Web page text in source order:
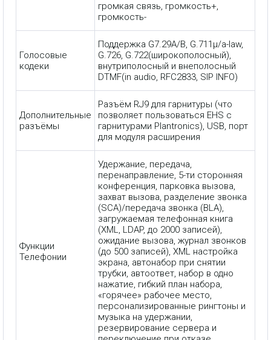
громкая связь, громкость+,
громкость-
Голосовые
кодеки
Поддержка G7.29A/B, G.711μ/a-law,
G.726, G.722(широкополосный),
внутриполосный и внеполосный
DTMF(in audio, RFC2833, SIP INFO)
Дополнительные
разъёмы
Разъём RJ9 для гарнитуры (что
позволяет пользоваться EHS с
гарнитурами Plantronics), USB, порт
для модуля расширения
Функции
Телефонии
Удержание, передача,
перенаправление, 5-ти сторонняя
конференция, парковка вызова,
захват вызова, разделение звонка
(SCA)/передача звонка (BLA),
загружаемая телефонная книга
(XML, LDAP, до 2000 записей),
ожидание вызова, журнал звонков
(до 500 записей), XML настройка
экрана, автонабор при снятии
трубки, автоответ, набор в одно
нажатие, гибкий план набора,
«горячее» рабочее место,
персонализированные рингтоны и
музыка на удержании,
резервирование сервера и